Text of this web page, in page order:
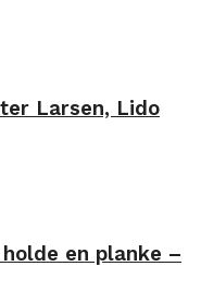
Larsen, Lido
en planke –